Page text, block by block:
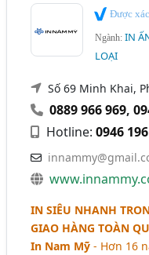
Được
Ngành:IN
LOẠI
Số 69 Minh Khai,
0889 966 969,
Hotline:0946
IN SIÊU NHANH
GIAO HÀNG TOÀN
In Nam Mỹ - Hơn 16